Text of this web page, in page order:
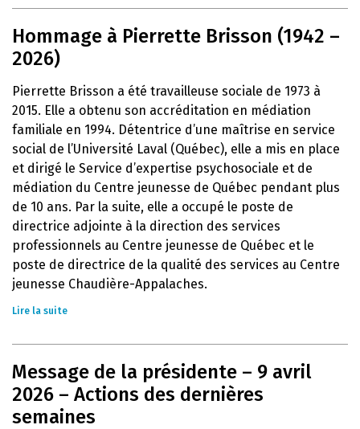
Hommage à Pierrette Brisson (1942 –
2026)
Pierrette Brisson a été travailleuse sociale de 1973 à
2015. Elle a obtenu son accréditation en médiation
familiale en 1994. Détentrice d’une maîtrise en service
social de l’Université Laval (Québec), elle a mis en place
et dirigé le Service d’expertise psychosociale et de
médiation du Centre jeunesse de Québec pendant plus
de 10 ans. Par la suite, elle a occupé le poste de
directrice adjointe à la direction des services
professionnels au Centre jeunesse de Québec et le
poste de directrice de la qualité des services au Centre
jeunesse Chaudière-Appalaches.
Lire la suite
Message de la présidente – 9 avril
2026 – Actions des dernières
semaines